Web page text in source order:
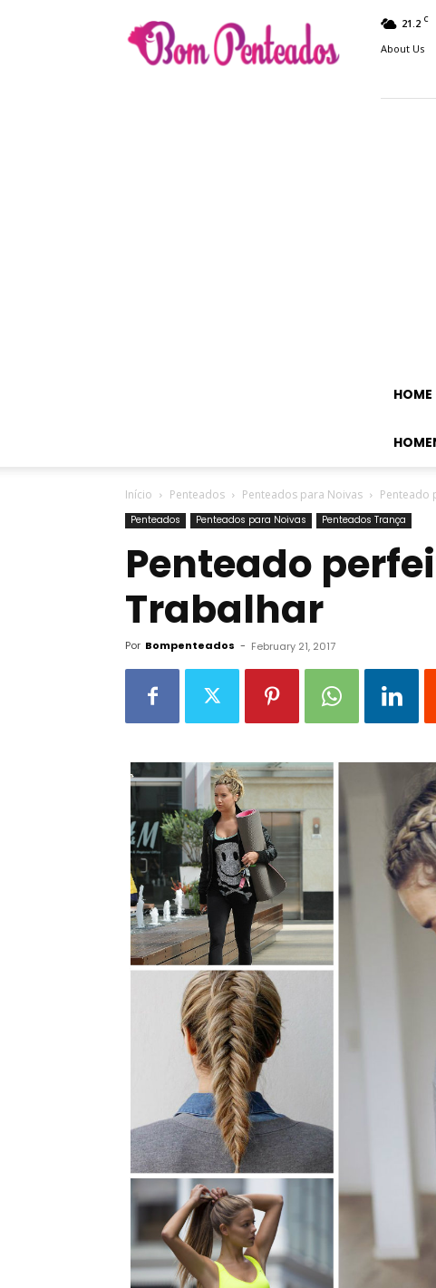
Penteados
21.2 C
About Us
HOME
Início Penteados Penteados para Noivas Penteado
Penteados Penteados para Noivas Penteados Trança
Penteado
Trabalhar
Por Bompenteados - February 21, 2017